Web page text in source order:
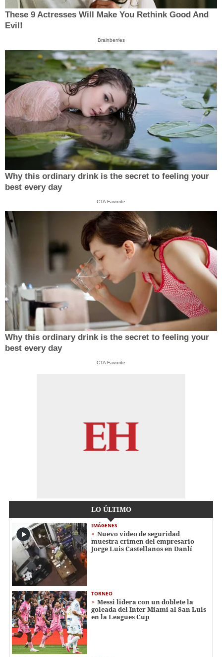
These 9 Actresses Will Make You Rethink Good And
Evil!
Brainberries
Why this ordinary drink is the secret to feeling your
best every day
CTA Favorite
Why this ordinary drink is the secret to feeling your
best every day
CTA Favorite
LO ÚLTIMO
IMÁGENES
Nuevo video de seguridad
muestra crimen del empresario
Jorge Luis Castellanos en Danlí
TORNEO
Messi lidera con un doblete la
goleada del Inter Miami al San Luis
en la Leagues Cup